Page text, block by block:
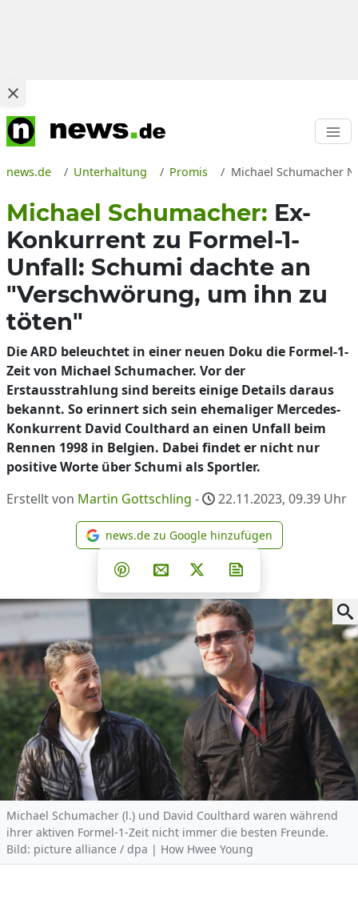
news.de Unterhaltung Promis Michael Schumacher
Michael Schumacher: Ex-
Konkurrent zu Formel-1-
Unfall: Schumi dachte an
"Verschwörung, um ihn zu
töten"
Die ARD beleuchtet in einer neuen Doku die Formel-1-
Zeit von Michael Schumacher. Vor der
Erstausstrahlung sind bereits einige Details daraus
bekannt. So erinnert sich sein ehemaliger Mercedes-
Konkurrent David Coulthard an einen Unfall beim
Rennen 1998 in Belgien. Dabei findet er nicht nur
positive Worte über Schumi als Sportler.
Erstellt von Martin Gottschling - 22.11.2023, 09.39 Uhr
news.de zu Google
news.de zu Google hinzufügen
Teilen auf Facebook
Teilen auf Whatsapp
Teilen auf Telegram
Teilen auf Pinterest
Per E-Mail teilen
Post auf X
Michael Schumacher (l.) und David Coulthard waren während
ihrer aktiven Formel-1-Zeit nicht immer die besten Freunde.
Bild: picture alliance / dpa | How Hwee Young